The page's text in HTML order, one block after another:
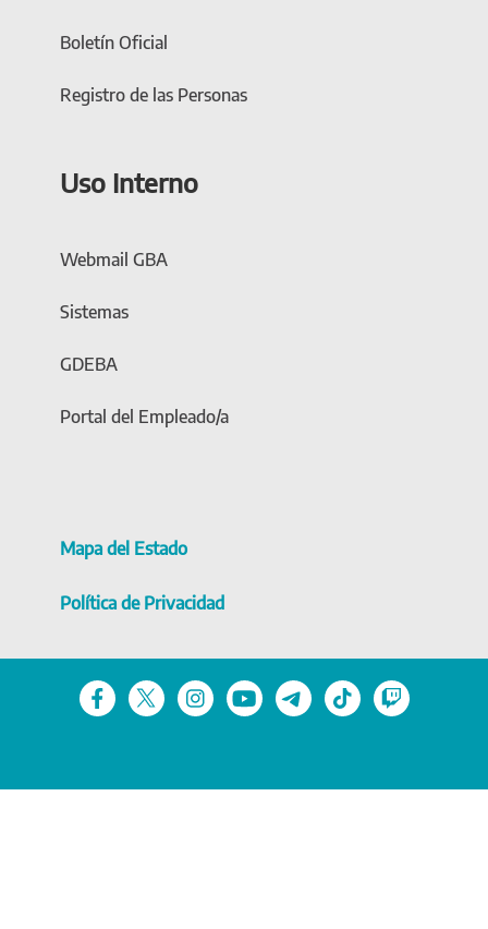
Boletín Oficial
Registro de las Personas
Uso Interno
Webmail GBA
Sistemas
GDEBA
Portal del Empleado/a
Mapa del Estado
Política de Privacidad